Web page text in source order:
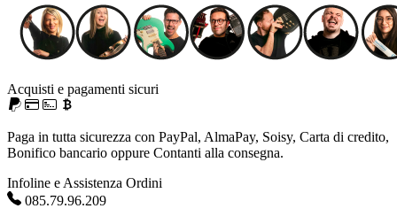
Acquisti e pagamenti sicuri
Paga in tutta sicurezza con PayPal, AlmaPay, Soisy, Carta di credito,
Bonifico bancario oppure Contanti alla consegna.
Infoline e Assistenza Ordini
085.79.96.209